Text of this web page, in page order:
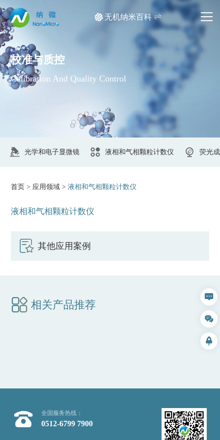
无机纳米百科
网站首页
产品中心
媒体中心
校准与质控
Calibration And Quality Control
光学和电子显微镜 液相和气相颗粒计数仪
首页 > 应用领域 >液相和气相颗粒计数仪
液相和气相颗粒计数仪
其他应用案例
相关产品推荐
全国服务热线：
0512-6799 7900